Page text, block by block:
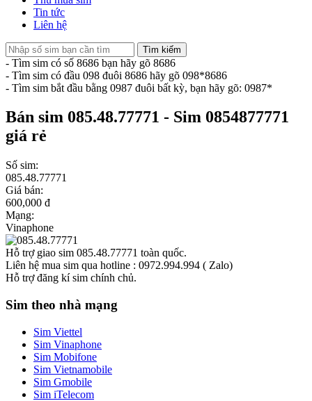
Tin tức
Liên hệ
Tìm kiếm
- Tìm sim có số 8686 bạn hãy gõ 8686
- Tìm sim có đầu 098 đuôi 8686 hãy gõ 098*8686
- Tìm sim bắt đầu bằng 0987 đuôi bất kỳ, bạn hãy gõ: 0987*
Bán sim 085.48.77771 - Sim 0854877771
giá rẻ
Số sim:
085.48.77771
Giá bán:
600,000 đ
Mạng:
Vinaphone
Hỗ trợ giao sim 085.48.77771 toàn quốc.
Liên hệ mua sim qua hotline : 0972.994.994 ( Zalo)
Hỗ trợ đăng kí sim chính chủ.
Sim theo nhà mạng
Sim Viettel
Sim Vinaphone
Sim Mobifone
Sim Vietnamobile
Sim Gmobile
Sim iTelecom